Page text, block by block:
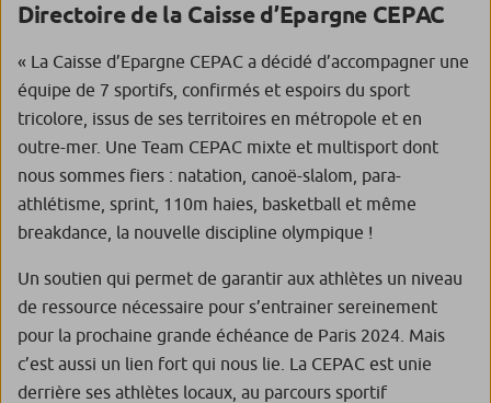
Directoire de la Caisse d’Epargne CEPAC
« La Caisse d’Epargne CEPAC a décidé d’accompagner une
équipe de 7 sportifs, confirmés et espoirs du sport
tricolore, issus de ses territoires en métropole et en
outre-mer. Une Team CEPAC mixte et multisport dont
nous sommes fiers : natation, canoë-slalom, para-
athlétisme, sprint, 110m haies, basketball et même
breakdance, la nouvelle discipline olympique !
Un soutien qui permet de garantir aux athlètes un niveau
de ressource nécessaire pour s’entrainer sereinement
pour la prochaine grande échéance de Paris 2024. Mais
c’est aussi un lien fort qui nous lie. La CEPAC est unie
derrière ses athlètes locaux, au parcours sportif